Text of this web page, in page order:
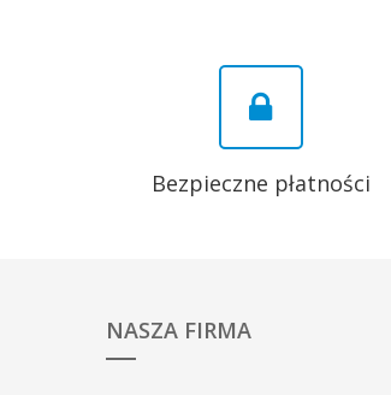
Bezpieczne płatności
NASZA FIRMA